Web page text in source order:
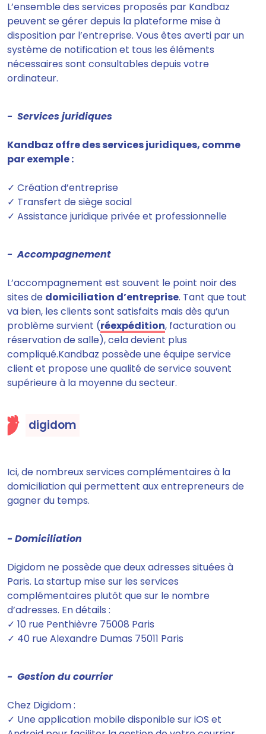
L’ensemble des services proposés par Kandbaz
peuvent se gérer depuis la plateforme mise à
disposition par l’entreprise. Vous êtes averti par un
système de notification et tous les éléments
nécessaires sont consultables depuis votre
ordinateur.
- Services juridiques
Kandbaz offre des services juridiques, comme
par exemple :
✓ Création d’entreprise
✓ Transfert de siège social
✓ Assistance juridique privée et professionnelle
- Accompagnement
L’accompagnement est souvent le point noir des
sites de domiciliation d’entreprise. Tant que tout
va bien, les clients sont satisfaits mais dès qu’un
problème survient (réexpédition, facturation ou
réservation de salle), cela devient plus
compliqué.Kandbaz possède une équipe service
client et propose une qualité de service souvent
supérieure à la moyenne du secteur.
digidom
Ici, de nombreux services complémentaires à la
domiciliation qui permettent aux entrepreneurs de
gagner du temps.
- Domiciliation
Digidom ne possède que deux adresses situées à
Paris. La startup mise sur les services
complémentaires plutôt que sur le nombre
d’adresses. En détails :
✓ 10 rue Penthièvre 75008 Paris
✓ 40 rue Alexandre Dumas 75011 Paris
- Gestion du courrier
Chez Digidom :
✓ Une application mobile disponible sur iOS et